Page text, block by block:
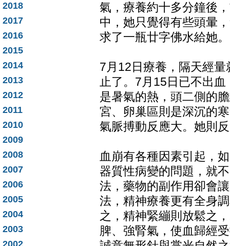
2018
2017
2016
2015
2014
2013
2012
2011
2010
2009
2008
2007
2006
2005
2004
2003
2002
氣，療養約十多分鐘後
中，她只覺得有些頭暈
求了一瓶廿字佛水給她。
7月12日療養，隔天經
止了。7月15日已不出
是暑氣的熱，頭二側的
宮、卵巢區則是深沉的
氣脈搏動反應大。她則
血崩有各種因素引起，
器質性病變的問題，就
法，藥物的副作用卻會
法，精神療養更有全身
之，精神緊繃則放鬆之
脾、強腎氣，使血歸經